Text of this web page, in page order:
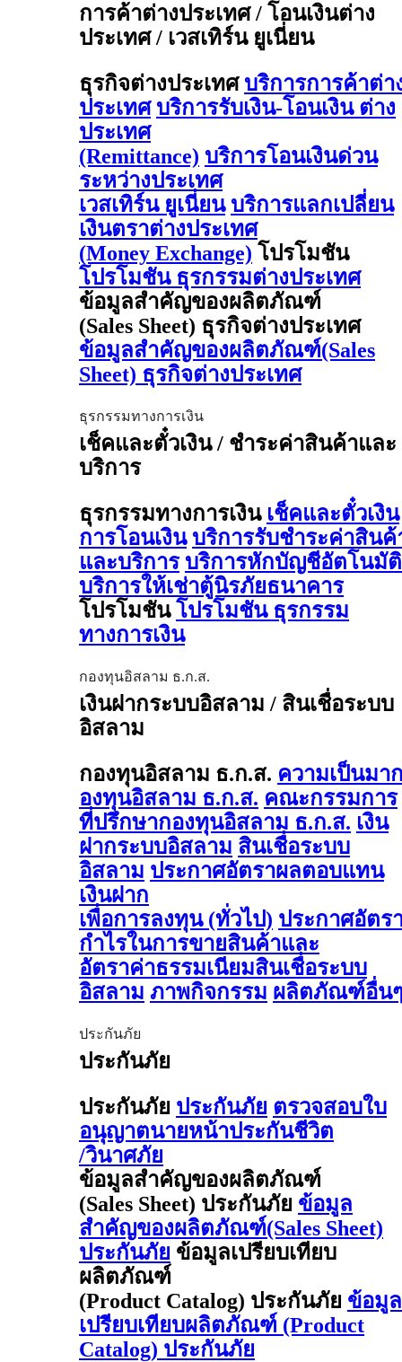
การค้าต่างประเทศ / โอนเงินต่าง
ประเทศ / เวสเทิร์น ยูเนี่ยน
ธุรกิจต่างประเทศ บริการการค้าต่า
ประเทศ บริการรับเงิน-โอนเงิน ต่าง
ประเทศ
(Remittance) บริการโอนเงินด่วน
ระหว่างประเทศ
เวสเทิร์น ยูเนี่ยน บริการแลกเปลี่ยน
เงินตราต่างประเทศ
(Money Exchange) โปรโมชัน
โปรโมชัน ธุรกรรมต่างประเทศ
ข้อมูลสำคัญของผลิตภัณฑ์
(Sales Sheet) ธุรกิจต่างประเทศ
ข้อมูลสำคัญของผลิตภัณฑ์(Sales
Sheet) ธุรกิจต่างประเทศ
ธุรกรรมทางการเงิน
เช็คและตั๋วเงิน / ชำระค่าสินค้าและ
บริการ
ธุรกรรมทางการเงิน เช็คและตั๋วเงิน
การโอนเงิน บริการรับชำระค่าสินค้
และบริการ บริการหักบัญชีอัตโนมัติ
บริการให้เช่าตู้นิรภัยธนาคาร
โปรโมชัน โปรโมชัน ธุรกรรม
ทางการเงิน
กองทุนอิสลาม ธ.ก.ส.
เงินฝากระบบอิสลาม / สินเชื่อระบบ
อิสลาม
กองทุนอิสลาม ธ.ก.ส. ความเป็นมา
องทุนอิสลาม ธ.ก.ส. คณะกรรมการ
ที่ปรึกษากองทุนอิสลาม ธ.ก.ส. เงิน
ฝากระบบอิสลาม สินเชื่อระบบ
อิสลาม ประกาศอัตราผลตอบแทน
เงินฝาก
เพื่อการลงทุน (ทั่วไป) ประกาศอัตร
กำไรในการขายสินค้าและ
อัตราค่าธรรมเนียมสินเชื่อระบบ
อิสลาม ภาพกิจกรรม ผลิตภัณฑ์อื่น
ประกันภัย
ประกันภัย
ประกันภัย ประกันภัย ตรวจสอบใบ
อนุญาตนายหน้าประกันชีวิต
/วินาศภัย
ข้อมูลสำคัญของผลิตภัณฑ์
(Sales Sheet) ประกันภัย ข้อมูล
สำคัญของผลิตภัณฑ์(Sales Sheet)
ประกันภัย ข้อมูลเปรียบเทียบ
ผลิตภัณฑ์
(Product Catalog) ประกันภัย ข้อมูล
เปรียบเทียบผลิตภัณฑ์ (Product
Catalog) ประกันภัย